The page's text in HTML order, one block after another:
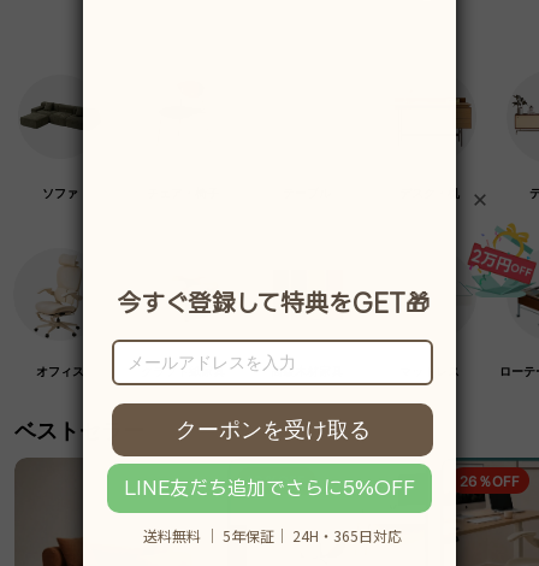
ソファ デスク・机
オフィス クラフト紙家具 高級木材家具 マットレス ロー
ベストセラー
19％OFF 26％OFF